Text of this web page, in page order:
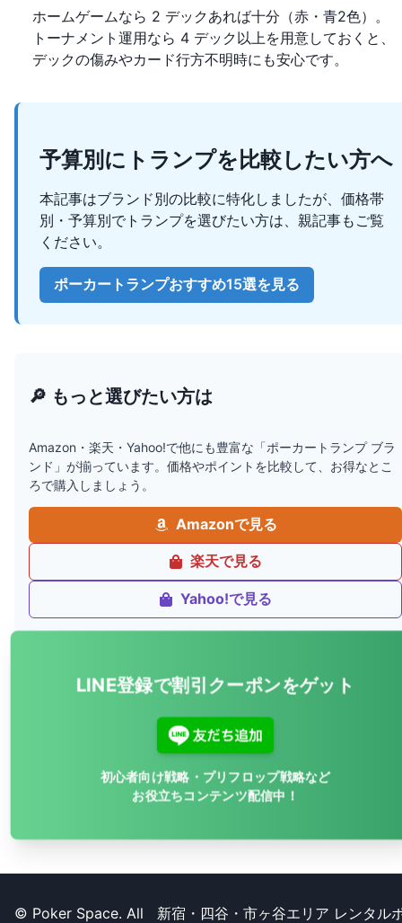
ホームゲームなら 2 デックあれば十分（赤・青2色）。
トーナメント運用なら 4 デック以上を用意しておくと、
デックの傷みやカード行方不明時にも安心です。
予算別にトランプを比較したい方へ
本記事はブランド別の比較に特化しましたが、価格帯
別・予算別でトランプを選びたい方は、親記事もご覧
ください。
ポーカートランプおすすめ15選を見る
🔎 もっと選びたい方は
Amazon・楽天・Yahoo!で他にも豊富な「ポーカートランプ ブラ
ンド」が揃っています。価格やポイントを比較して、お得なとこ
ろで購入しましょう。
Amazonで見る
楽天で見る
Yahoo!で見る
LINE登録で割引クーポンをゲット
初心者向け戦略・プリフロップ戦略など
お役立ちコンテンツ配信中！
© Poker Space. All
新宿・四谷・市ヶ谷エリア レンタル